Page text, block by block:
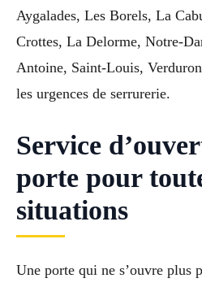
Aygalades, Les Borels, La
Crottes, La Delorme, Notre-
Antoine, Saint-Louis,
les urgences de serrurerie.
Service
porte pour
situations
Une porte qui ne s’ouvre plus